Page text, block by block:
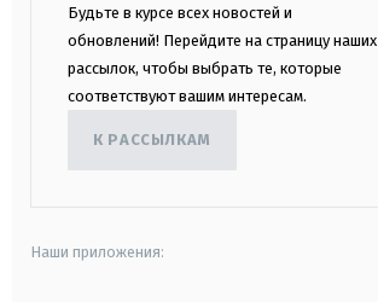
Будьте в курсе всех новостей и
обновлений! Перейдите на страницу наших
рассылок, чтобы выбрать те, которые
соответствуют вашим интересам.
К РАССЫЛКАМ
Наши приложения: